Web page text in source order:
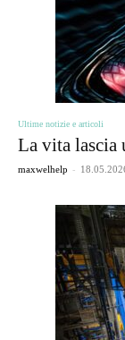
Ultime notizie e articoli
La vita lascia
maxwelhelp -